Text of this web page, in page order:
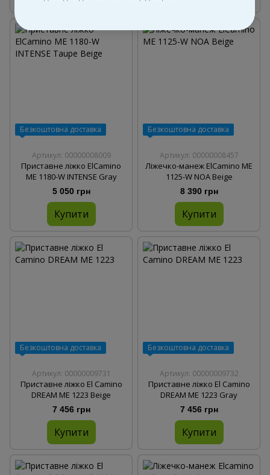
Безкоштовна доставка
Артикул: 00000008009
Приставне ліжко ElCamino
ME 1180-W INTENSE Gray
5 050 грн
Купити
Безкоштовна доставка
Артикул: 00000008457
Ліжечко-манеж ElCamino ME
1125-W NOA Beige
8 390 грн
Купити
Безкоштовна доставка
Артикул: 00000009731
Приставне ліжко El Camino
DREAM ME 1223 Beige
7 456 грн
Купити
Безкоштовна доставка
Артикул: 00000009732
Приставне ліжко El Camino
DREAM ME 1223 Gray
7 456 грн
Купити